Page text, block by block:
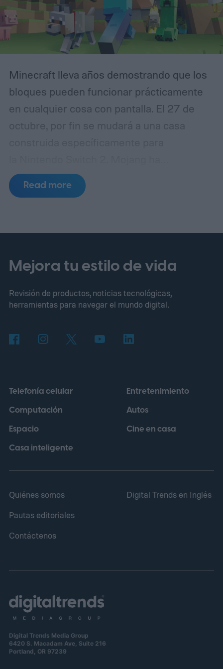
web de GTA VI, es decir, a las 21:00 ET.
Minecraft lleva años demostrando que los
bloques pueden funcionar prácticamente
en cualquier cosa con pantalla. El 27 de
octubre, por fin se mudará a una casa
confirmado que la versión nativa de
Minecraft para Switch 2 se lanzará con
famoso Overworld cuadrado. Los actuales
propietarios de Nintendo Switch también
recibirán una vía de actualización digital,
aunque Mojang afirma que los precios y
bloques han estado apareciendo en los
Read more
Mejora tu estilo de vida
Revisión de productos, noticias tecnológicas,
herramientas para navegar el mundo digital.
Telefonía celular
Computación
Espacio
Casa inteligente
Entretenimiento
Autos
Cine en casa
Quiénes somos
Pautas editoriales
Contáctenos
Digital Trends en Inglés
Digital Trends Media Group
6420 S. Macadam Ave, Suite 216
Portland, OR 97239